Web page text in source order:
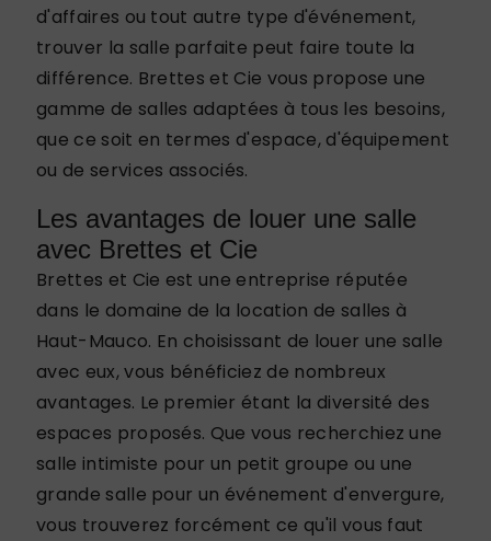
d'affaires ou tout autre type d'événement,
trouver la salle parfaite peut faire toute la
différence. Brettes et Cie vous propose une
gamme de salles adaptées à tous les besoins,
que ce soit en termes d'espace, d'équipement
ou de services associés.
Les avantages de louer une salle
avec Brettes et Cie
Brettes et Cie est une entreprise réputée
dans le domaine de la location de salles à
Haut-Mauco. En choisissant de louer une salle
avec eux, vous bénéficiez de nombreux
avantages. Le premier étant la diversité des
espaces proposés. Que vous recherchiez une
salle intimiste pour un petit groupe ou une
grande salle pour un événement d'envergure,
vous trouverez forcément ce qu'il vous faut